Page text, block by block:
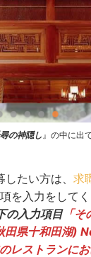
の神隠し 』の中に出
したい方は、求
を入力をしてく
の入力項目「そ
田県十和田湖)
レストランに